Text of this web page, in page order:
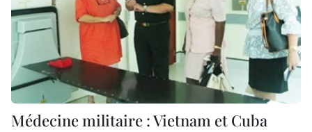
Médecine militaire : Vietnam et Cuba